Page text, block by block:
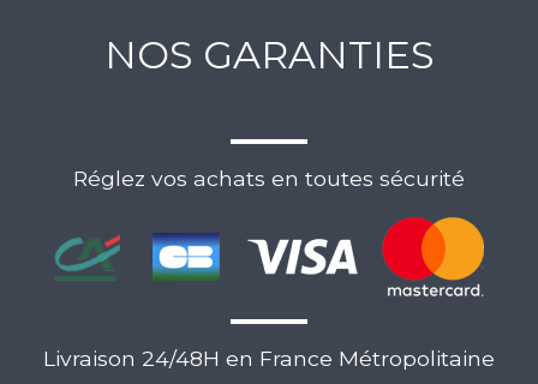
NOS GARANTIES
Réglez vos achats en toutes sécurité
Livraison 24/48H en France Métropolitaine